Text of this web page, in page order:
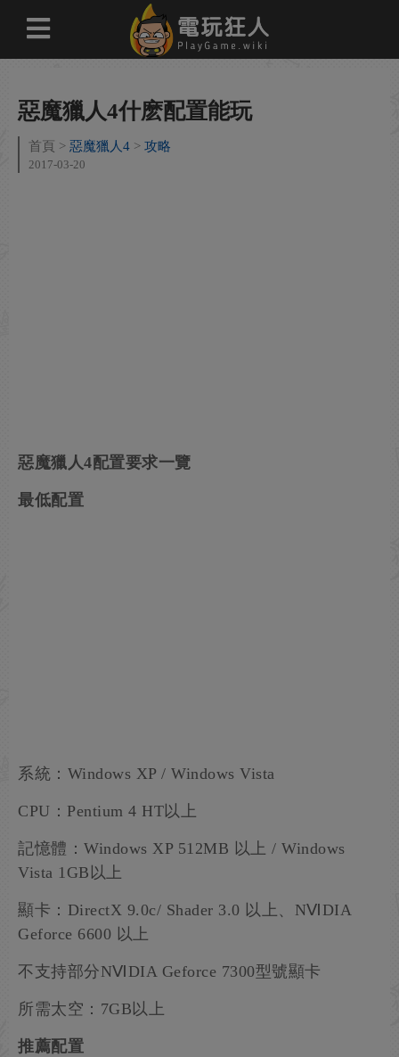
惡魔獵人4什麽配置能玩
首頁 惡魔獵人4 攻略
2017-03-20
惡魔獵人4配置要求一覽
最低配置
系統：Windows XP / Windows Vista
CPU：Pentium 4 HT以上
記憶體：Windows XP 512MB 以上 / Windows
Vista 1GB以上
顯卡：DirectX 9.0c/ Shader 3.0 以上、NⅥDIA
Geforce 6600 以上
不支持部分NⅥDIA Geforce 7300型號顯卡
所需太空：7GB以上
推薦配置